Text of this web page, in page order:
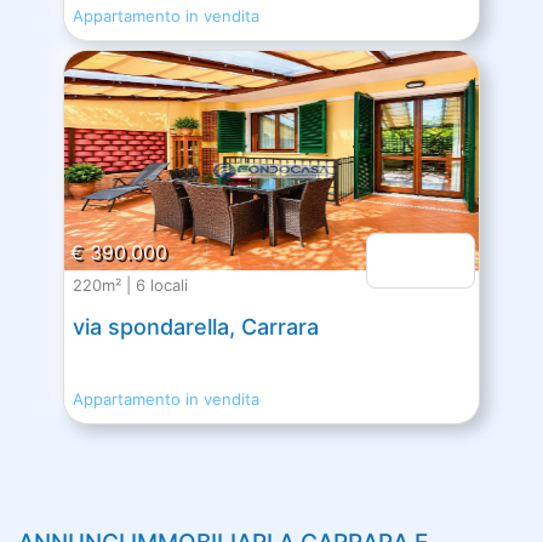
Appartamento in vendita
€ 390.000
220m² | 6 locali
via spondarella, Carrara
Appartamento in vendita